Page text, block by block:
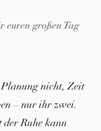
euren großen Tag
Planung nicht, Zeit
– nur ihr zwei.
Ruhe kann